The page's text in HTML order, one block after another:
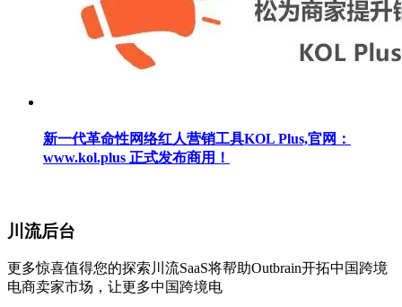
新一代革命性网络红人营销工具KOL Plus,官网：
www.kol.plus 正式发布商用！
川流后台
更多惊喜值得您的探索川流SaaS将帮助Outbrain开拓中国跨境
电商卖家市场，让更多中国跨境电